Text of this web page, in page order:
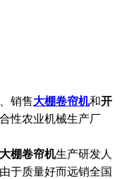
销售大棚卷帘机和开
性农业机械生产厂
大棚卷帘机生产研发人
于质量好而远销全国